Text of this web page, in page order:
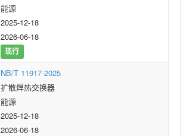
能源
2025-12-18
2026-06-18
现行
NB/T 11917-2025
扩散焊热交换器
能源
2025-12-18
2026-06-18